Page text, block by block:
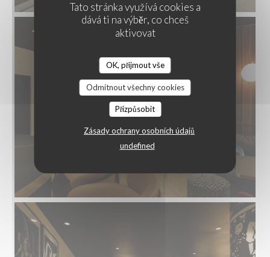
Tato stránka využívá cookies a
dává ti na výběr, co chceš
aktivovat
OK, přijmout vše
Odmítnout všechny cookies
Přizpůsobit
Zásady ochrany osobních údajů
undefined